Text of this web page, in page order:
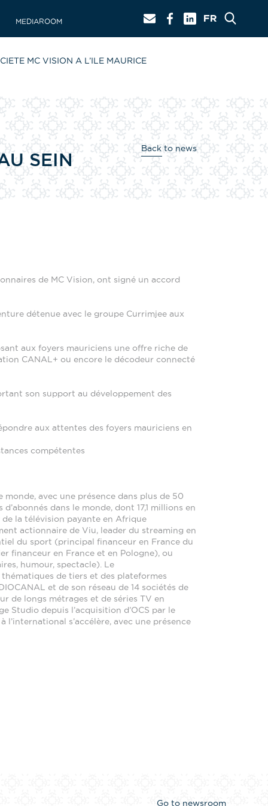
MEDIAROOM
MC VISION A L’ILE MAURICE
SEIN
Back to news
de MC Vision, ont signé un accord
détenue avec le groupe Currimjee aux
aux foyers mauriciens une offre riche de
CANAL+ ou encore le décodeur connecté
son support au développement des
aux attentes des foyers mauriciens en
compétentes
avec une présence dans plus de 50
dans le monde, dont 17,1 millions en
de la télévision payante en Afrique
actionnaire de Viu, leader du streaming en
du sport (principal financeur en France du
financeur en France et en Pologne), ou
humour, spectacle). Le
de tiers et des plateformes
et de son réseau de 14 sociétés de
de longs métrages et de séries TV en
Studio depuis l’acquisition d’OCS par le
s’accélère, avec une présence
Go to newsroom